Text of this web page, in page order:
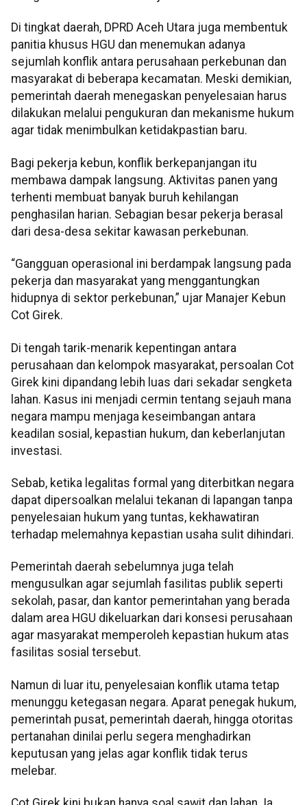
Di tingkat daerah, DPRD Aceh Utara juga membentuk
panitia khusus HGU dan menemukan adanya
sejumlah konflik antara perusahaan perkebunan dan
masyarakat di beberapa kecamatan. Meski demikian,
pemerintah daerah menegaskan penyelesaian harus
dilakukan melalui pengukuran dan mekanisme hukum
agar tidak menimbulkan ketidakpastian baru.
Bagi pekerja kebun, konflik berkepanjangan itu
membawa dampak langsung. Aktivitas panen yang
terhenti membuat banyak buruh kehilangan
penghasilan harian. Sebagian besar pekerja berasal
dari desa-desa sekitar kawasan perkebunan.
“Gangguan operasional ini berdampak langsung pada
pekerja dan masyarakat yang menggantungkan
hidupnya di sektor perkebunan,” ujar Manajer Kebun
Cot Girek.
Di tengah tarik-menarik kepentingan antara
perusahaan dan kelompok masyarakat, persoalan Cot
Girek kini dipandang lebih luas dari sekadar sengketa
lahan. Kasus ini menjadi cermin tentang sejauh mana
negara mampu menjaga keseimbangan antara
keadilan sosial, kepastian hukum, dan keberlanjutan
investasi.
Sebab, ketika legalitas formal yang diterbitkan negara
dapat dipersoalkan melalui tekanan di lapangan tanpa
penyelesaian hukum yang tuntas, kekhawatiran
terhadap melemahnya kepastian usaha sulit dihindari.
Pemerintah daerah sebelumnya juga telah
mengusulkan agar sejumlah fasilitas publik seperti
sekolah, pasar, dan kantor pemerintahan yang berada
dalam area HGU dikeluarkan dari konsesi perusahaan
agar masyarakat memperoleh kepastian hukum atas
fasilitas sosial tersebut.
Namun di luar itu, penyelesaian konflik utama tetap
menunggu ketegasan negara. Aparat penegak hukum,
pemerintah pusat, pemerintah daerah, hingga otoritas
pertanahan dinilai perlu segera menghadirkan
keputusan yang jelas agar konflik tidak terus
melebar.